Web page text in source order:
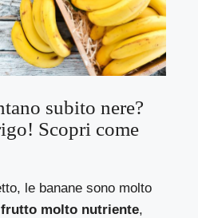
subito nere?
Scopri come
le banane sono molto
molto nutriente,